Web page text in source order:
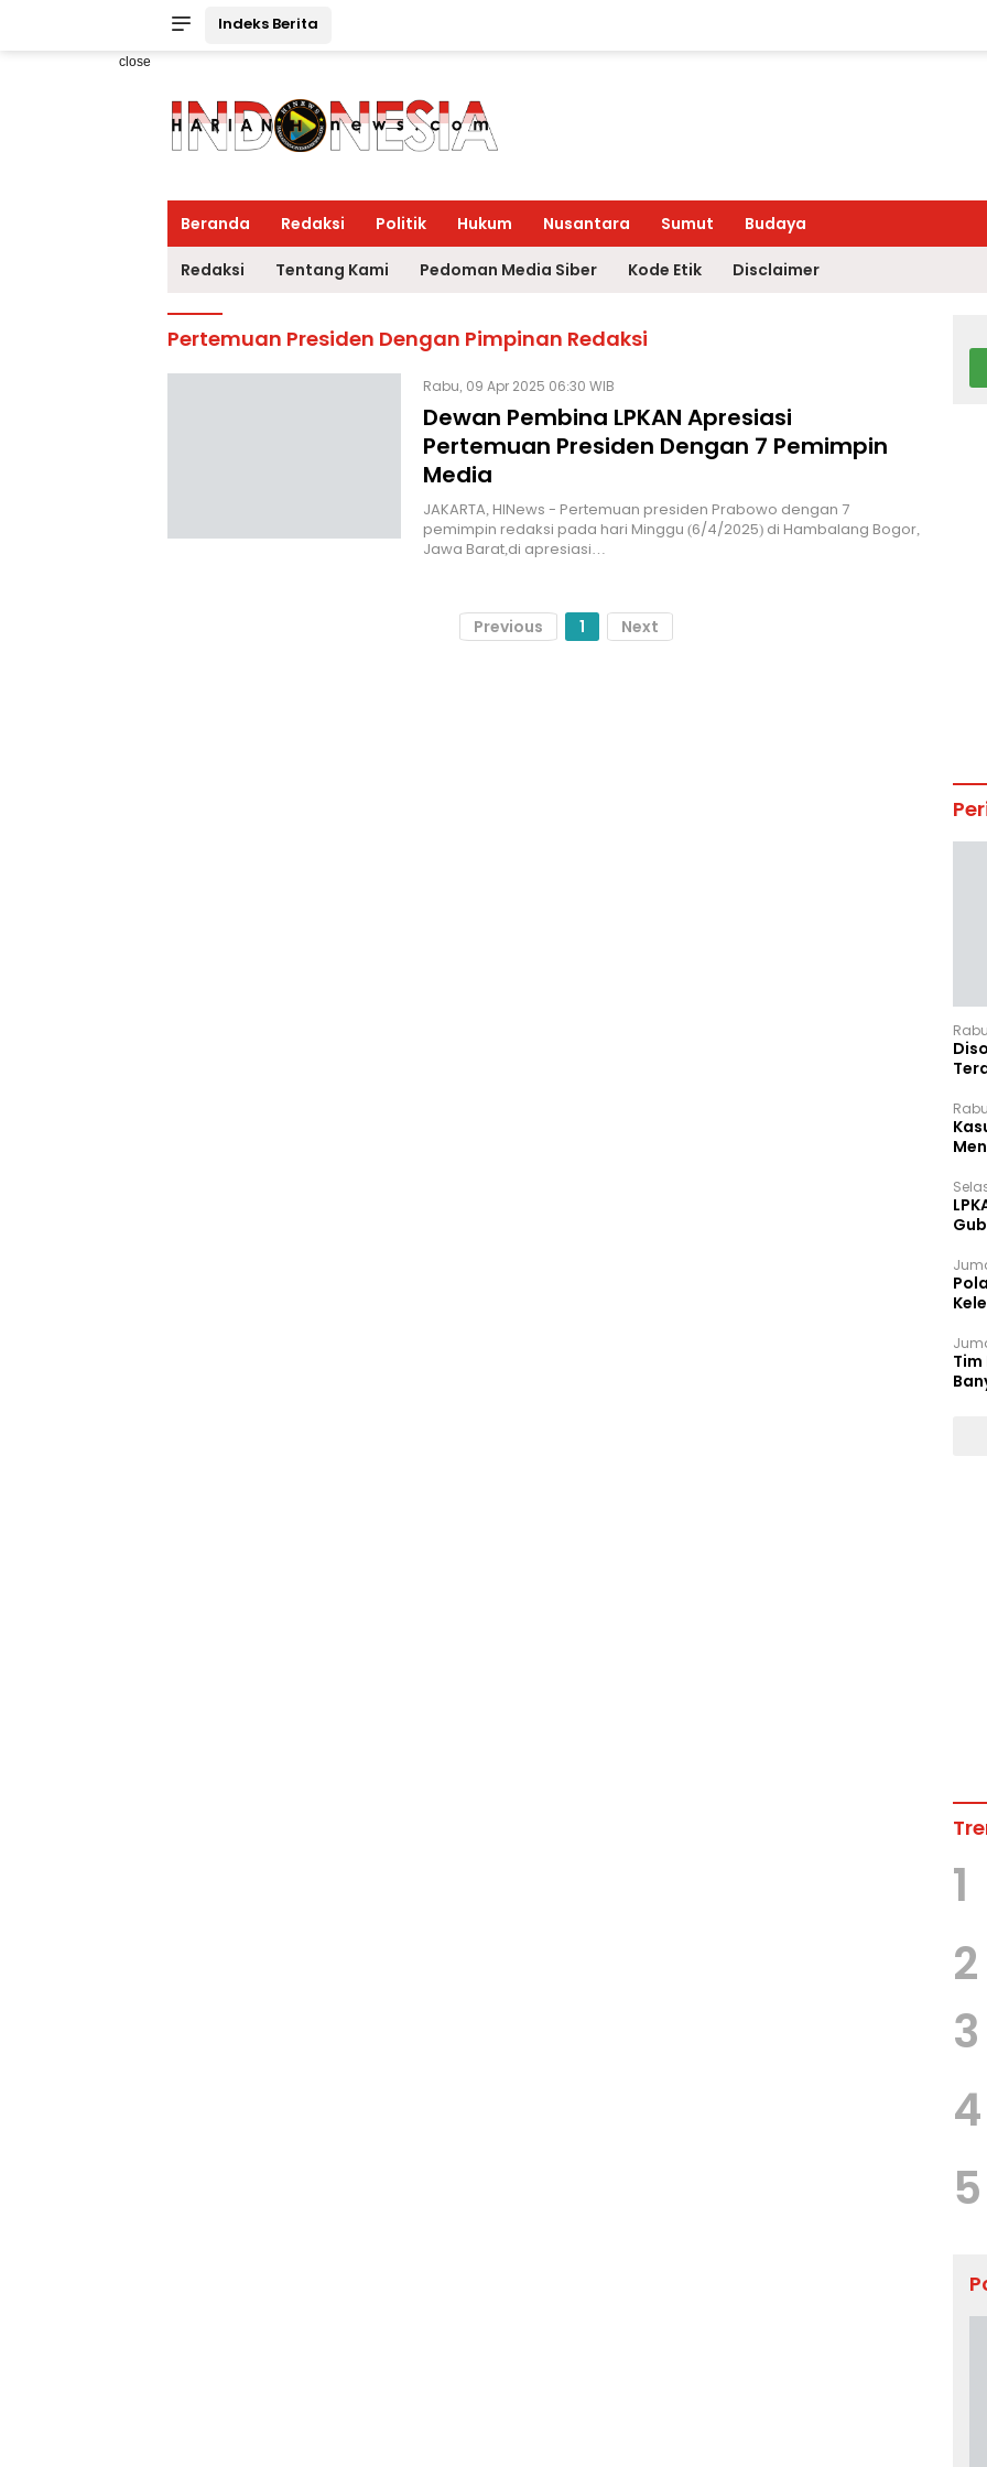
Indeks Berita
close
Beranda Redaksi Politik Hukum Nusantara Sumut Budaya
Redaksi Tentang Kami Pedoman Media Siber Kode Etik Disclaimer
Pertemuan Presiden Dengan Pimpinan Redaksi
Rabu, 09 Apr 2025 06:30 WIB
Dewan Pembina LPKAN Apresiasi
Pertemuan Presiden Dengan 7 Pemimpin
Media
JAKARTA, HINews - Pertemuan presiden Prabowo dengan 7
pemimpin redaksi pada hari Minggu (6/4/2025) di Hambalang Bogor,
Jawa Barat,di apresiasi…
Previous 1 Next
Tim
1
2
3
4
5